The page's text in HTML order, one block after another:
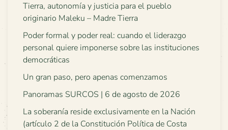
Tierra, autonomía y justicia para el pueblo
originario Maleku – Madre Tierra
Poder formal y poder real: cuando el liderazgo
personal quiere imponerse sobre las instituciones
democráticas
Un gran paso, pero apenas comenzamos
Panoramas SURCOS | 6 de agosto de 2026
La soberanía reside exclusivamente en la Nación
(artículo 2 de la Constitución Política de Costa